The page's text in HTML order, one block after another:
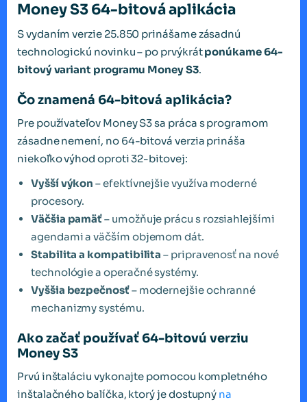
Money S3 64-bitová aplikácia
S vydaním verzie 25.850 prinášame zásadnú
technologickú novinku – po prvýkrátponúkame 64-
bitový variant programu Money S3.
Čo znamená 64-bitová aplikácia?
Pre používateľov Money S3 sa práca s programom
zásadne nemení, no 64-bitová verzia prináša
niekoľko výhod oproti 32-bitovej:
Vyšší výkon – efektívnejšie využíva moderné
procesory.
Väčšia pamäť– umožňuje prácu s rozsiahlejšími
agendami a väčším objemom dát.
Stabilita a kompatibilita – pripravenosť na nové
technológie a operačné systémy.
Vyššia bezpečnosť– modernejšie ochranné
mechanizmy systému.
Ako začať používať 64-bitovú verziu
Money S3
Prvú inštaláciu vykonajte pomocou kompletného
inštalačného balíčka, ktorý je dostupný na